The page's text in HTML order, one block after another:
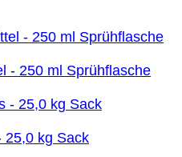
- 250 ml Sprühflasche
25,0 kg Sack